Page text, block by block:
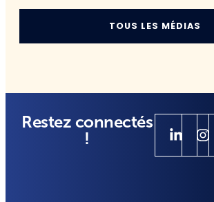
TOUS LES MÉDIAS
Restez connectés
!